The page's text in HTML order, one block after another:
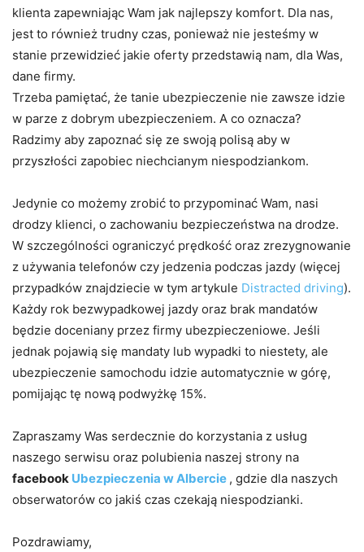
klienta zapewniając Wam jak najlepszy komfort. Dla nas,
jest to również trudny czas, ponieważ nie jesteśmy w
stanie przewidzieć jakie oferty przedstawią nam, dla Was,
dane firmy.
Trzeba pamiętać, że tanie ubezpieczenie nie zawsze idzie
w parze z dobrym ubezpieczeniem. A co oznacza?
Radzimy aby zapoznać się ze swoją polisą aby w
przyszłości zapobiec niechcianym niespodziankom.
Jedynie co możemy zrobić to przypominać Wam, nasi
drodzy klienci, o zachowaniu bezpieczeństwa na drodze.
W szczególności ograniczyć prędkość oraz zrezygnowanie
z używania telefonów czy jedzenia podczas jazdy (więcej
przypadków znajdziecie w tym artykule Distracted driving).
Każdy rok bezwypadkowej jazdy oraz brak mandatów
będzie doceniany przez firmy ubezpieczeniowe. Jeśli
jednak pojawią się mandaty lub wypadki to niestety, ale
ubezpieczenie samochodu idzie automatycznie w górę,
pomijając tę nową podwyżkę 15%.
Zapraszamy Was serdecznie do korzystania z usług
naszego serwisu oraz polubienia naszej strony na
facebook Ubezpieczenia w Albercie , gdzie dla naszych
obserwatorów co jakiś czas czekają niespodzianki.
Pozdrawiamy,